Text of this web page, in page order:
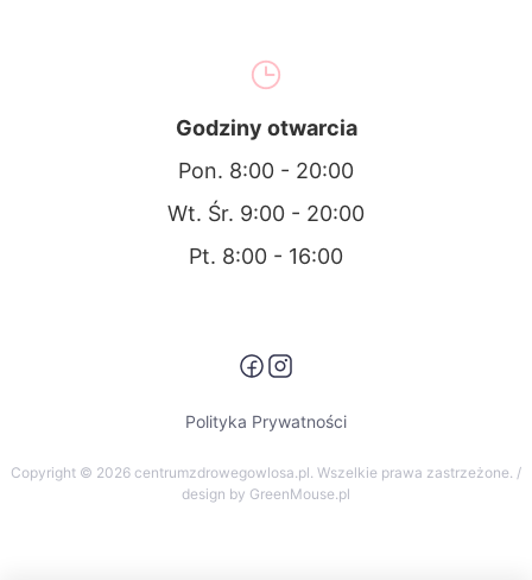
Godziny otwarcia
Pon. 8:00 - 20:00
Wt. Śr. 9:00 - 20:00
Pt. 8:00 - 16:00
Polityka Prywatności
Copyright © 2026 centrumzdrowegowlosa.pl. Wszelkie prawa zastrzeżone. /
design by GreenMouse.pl